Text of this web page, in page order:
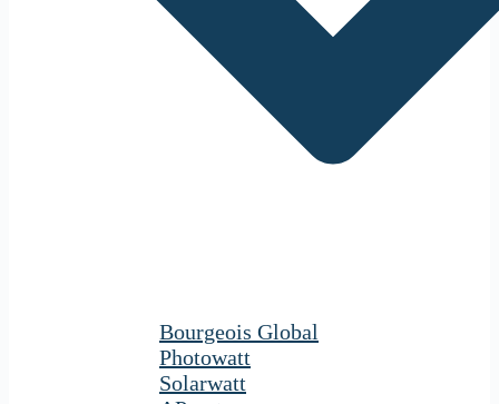
Bourgeois Global
Photowatt
Solarwatt